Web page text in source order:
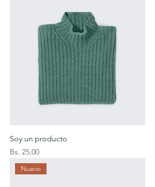
Soy un producto
Precio
Bs. 25,00
Nuevo